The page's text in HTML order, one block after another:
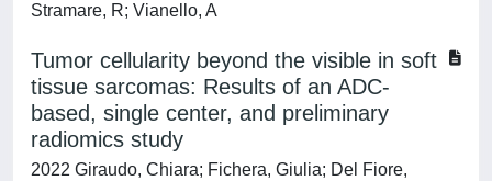
Stramare, R; Vianello, A
Tumor cellularity beyond the visible in soft
tissue sarcomas: Results of an ADC-
based, single center, and preliminary
radiomics study
2022 Giraudo, Chiara; Fichera, Giulia; Del Fiore,